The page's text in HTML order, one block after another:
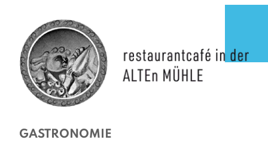
GASTRONOMIE